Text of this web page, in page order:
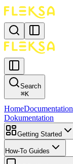
Search
⌘K
HomeDocumentation
Dokumentation
Getting Started
How-To Guides